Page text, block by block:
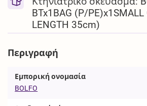
BTx1BAG (P/PE)x1SMALL
LENGTH 35cm)
Περιγραφή
Εμπορική ονομασία
BOLFO